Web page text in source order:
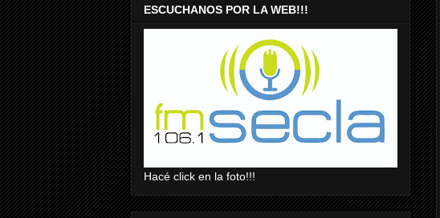
ESCUCHANOS POR LA WEB!!!
Hacé click en la foto!!!